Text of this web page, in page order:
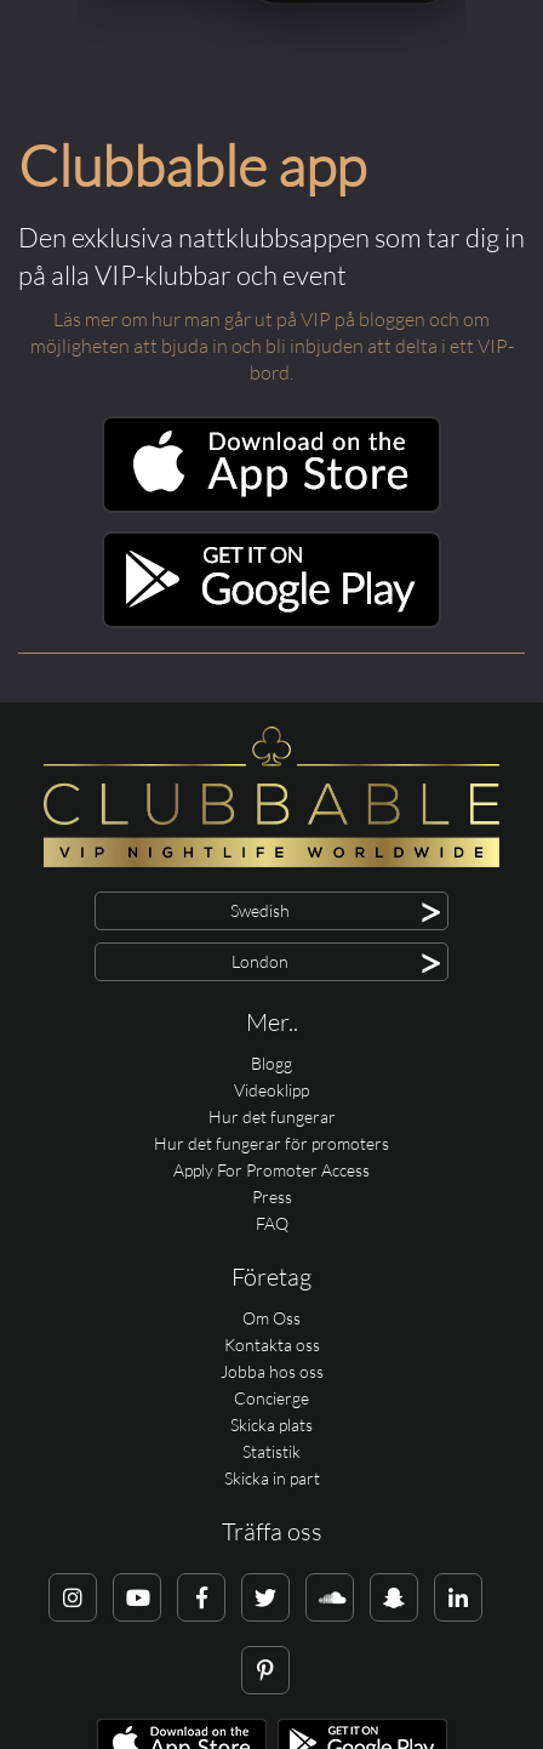
Clubbable app
Den exklusiva nattklubbsappen som tar dig in
på alla VIP-klubbar och event
Läs mer om hur man går ut på VIP på bloggen och om
möjligheten att bjuda in och bli inbjuden att delta i ett VIP-
bord.
Swedish >
London >
Mer..
Blogg
Videoklipp
Hur det fungerar
Hur det fungerar för promoters
Apply For Promoter Access
Press
FAQ
Företag
Om Oss
Kontakta oss
Jobba hos oss
Concierge
Skicka plats
Statistik
Skicka in part
Träffa oss